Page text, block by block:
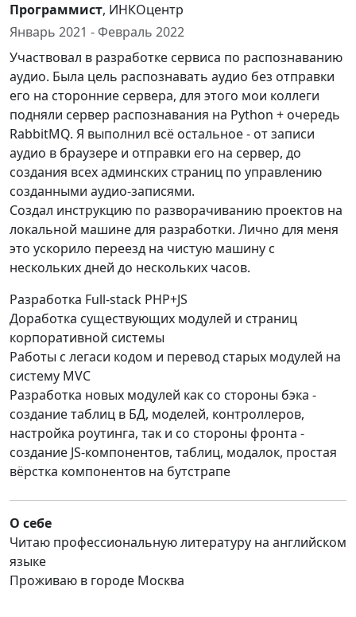
Программист, ИНКОцентр
Январь 2021 - Февраль 2022
Участвовал в разработке сервиса по распознаванию
аудио. Была цель распознавать аудио без отправки
его на сторонние сервера, для этого мои коллеги
подняли сервер распознавания на Python + очередь
RabbitMQ. Я выполнил всё остальное - от записи
аудио в браузере и отправки его на сервер, до
создания всех админских страниц по управлению
созданными аудио-записями.
Создал инструкцию по разворачиванию проектов на
локальной машине для разработки. Лично для меня
это ускорило переезд на чистую машину с
нескольких дней до нескольких часов.
Разработка Full-stack PHP+JS
Доработка существующих модулей и страниц
корпоративной системы
Работы с легаси кодом и перевод старых модулей на
систему MVC
Разработка новых модулей как со стороны бэка -
создание таблиц в БД, моделей, контроллеров,
настройка роутинга, так и со стороны фронта -
создание JS-компонентов, таблиц, модалок, простая
вёрстка компонентов на бутстрапе
О себе
Читаю профессиональную литературу на английском
языке
Проживаю в городе Москва